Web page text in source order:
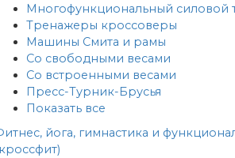
Многофункциональный силовой
Тренажеры кроссоверы
Машины Смита и рамы
Со свободными весами
Со встроенными весами
Пресс-Турник-Брусья
Показать все
йога, гимнастика и